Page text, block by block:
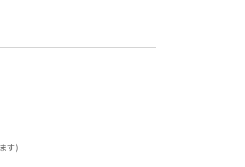
す)